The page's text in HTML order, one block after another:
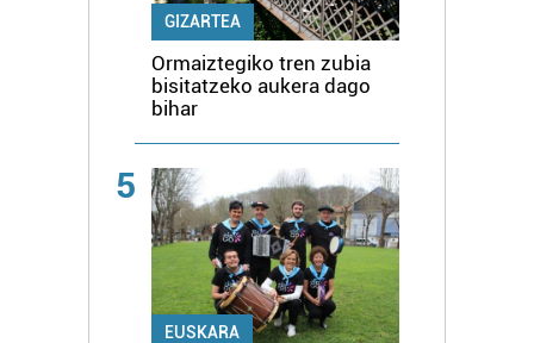
GIZARTEA
Ormaiztegiko tren zubia
bisitatzeko aukera dago
bihar
5
EUSKARA